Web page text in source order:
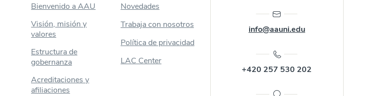
Bienvenido a AAU
Visión, misión y
valores
Estructura de
gobernanza
Acreditaciones y
afiliaciones
Novedades
Trabaja con nosotros
Política de privacidad
LAC Center
info@aauni.edu
+420 257 530 202